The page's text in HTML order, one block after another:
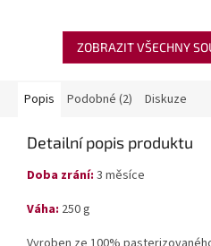
ZOBRAZIT VŠECHNY
Popis Podobné (2) Diskuze
Detailní popis produktu
Doba zrání: 3 měsíce
Váha: 250 g